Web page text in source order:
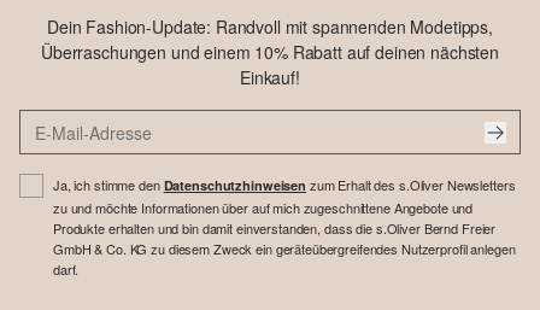
Dein Fashion-Update: Randvoll mit spannenden Modetipps,
Überraschungen und einem 10% Rabatt auf deinen nächsten
Einkauf!
Ja, ich stimme den Datenschutzhinweisen zum Erhalt des s.Oliver Newsletters
zu und möchte Informationen über auf mich zugeschnittene Angebote und
Produkte erhalten und bin damit einverstanden, dass die s.Oliver Bernd Freier
GmbH & Co. KG zu diesem Zweck ein geräteübergreifendes Nutzerprofil anlegen
darf.